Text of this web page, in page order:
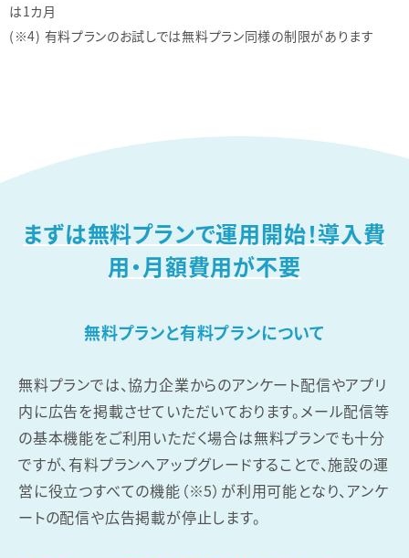
は1カ月
(※4) 有料プランのお試しでは無料プラン同様の制限があります
まずは無料プランで運用開始！導入費
用・月額費用が不要
無料プランと有料プランについて
無料プランでは、協力企業からのアンケート配信やアプリ
内に広告を掲載させていただいております。メール配信等
の基本機能をご利用いただく場合は無料プランでも十分
ですが、有料プランへアップグレードすることで、施設の運
営に役立つすべての機能（※5）が利用可能となり、アンケ
ートの配信や広告掲載が停止します。